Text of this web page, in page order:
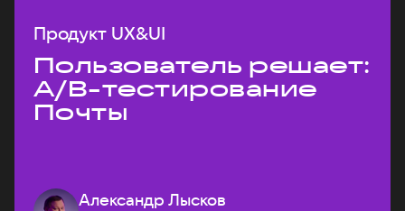
Продукт UX&UI
Пользователь решает:
A/B-тестирование
Почты
Александр Лысков